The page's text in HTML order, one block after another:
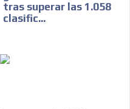
tras superar las 1.058
clasific...